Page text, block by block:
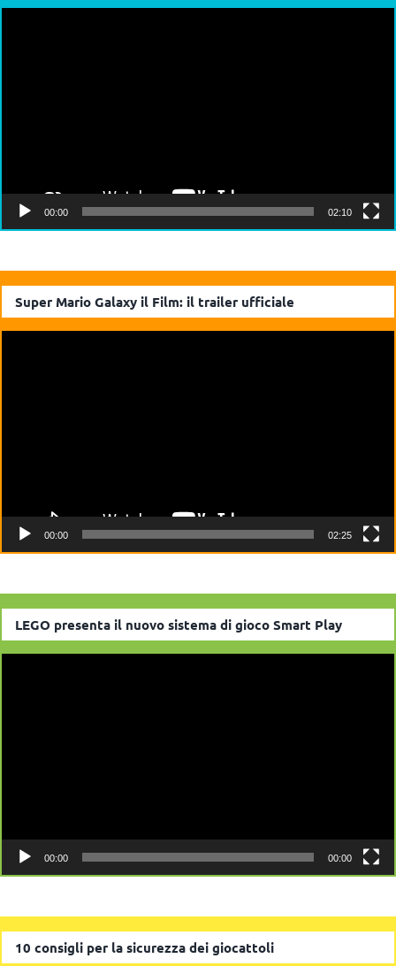
00:00 02:10
Super Mario Galaxy il Film: il trailer ufficiale
00:00 02:25
LEGO presenta il nuovo sistema di gioco Smart Play
00:00 00:00
10 consigli per la sicurezza dei giocattoli